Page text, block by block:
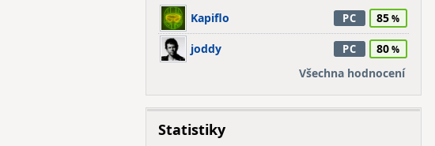
Kapiflo PC 85
joddy PC
80
Všechna hodnocení
Statistiky